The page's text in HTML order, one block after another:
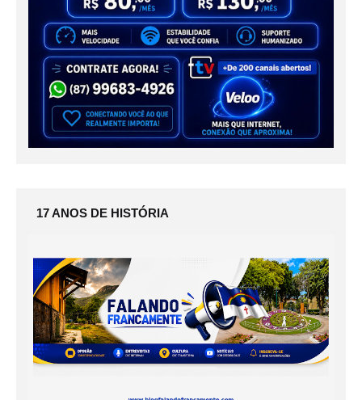
17 ANOS DE HISTÓRIA